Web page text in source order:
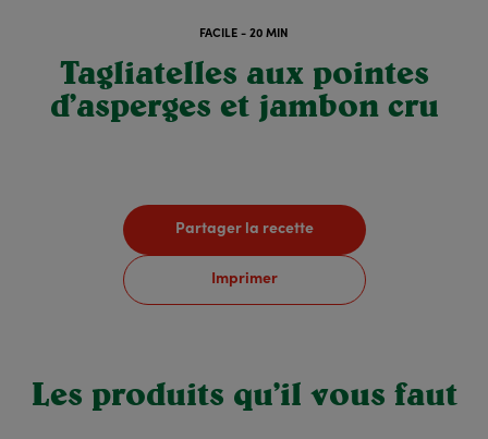
FACILE - 20 MIN
Tagliatelles aux pointes
d’asperges et jambon cru
Partager la recette
Imprimer
Les produits qu’il vous faut